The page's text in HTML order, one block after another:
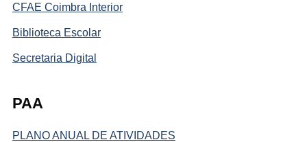
CFAE Coimbra Interior
Biblioteca Escolar
Secretaria Digital
PAA
PLANO ANUAL DE ATIVIDADES